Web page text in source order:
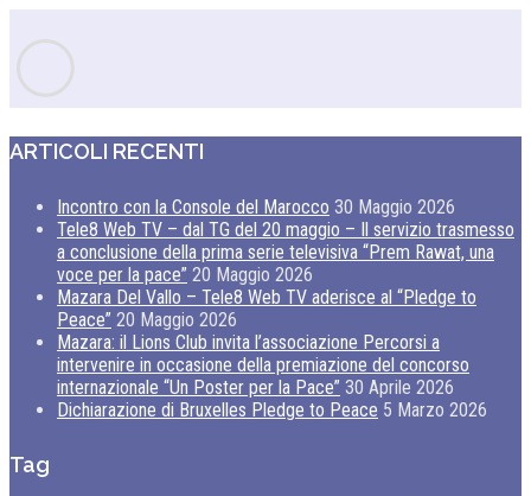
ARTICOLI RECENTI
Incontro con la Console del Marocco 30 Maggio 2026
Tele8 Web TV – dal TG del 20 maggio – Il servizio trasmesso
a conclusione della prima serie televisiva “Prem Rawat, una
voce per la pace” 20 Maggio 2026
Mazara Del Vallo – Tele8 Web TV aderisce al “Pledge to
Peace” 20 Maggio 2026
Mazara: il Lions Club invita l’associazione Percorsi a
intervenire in occasione della premiazione del concorso
internazionale “Un Poster per la Pace” 30 Aprile 2026
Dichiarazione di Bruxelles Pledge to Peace 5 Marzo 2026
Tag